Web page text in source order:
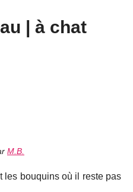
| à chat
M.B.
les bouquins où il reste pas